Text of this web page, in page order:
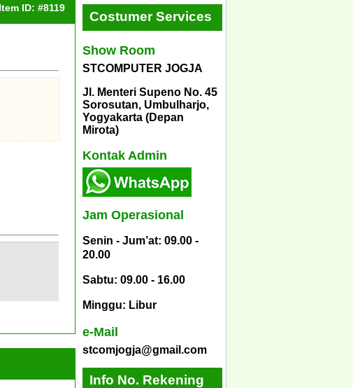
Item ID: #8119
Costumer Services
Show Room
STCOMPUTER JOGJA
Jl. Menteri Supeno No. 45
Sorosutan, Umbulharjo,
Yogyakarta (Depan
Mirota)
Kontak Admin
Jam Operasional
Senin - Jum’at: 09.00 -
20.00
Sabtu: 09.00 - 16.00
Minggu: Libur
e-Mail
stcomjogja@gmail.com
Info No. Rekening